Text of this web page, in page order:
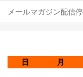
メールマガジン配信
日
月